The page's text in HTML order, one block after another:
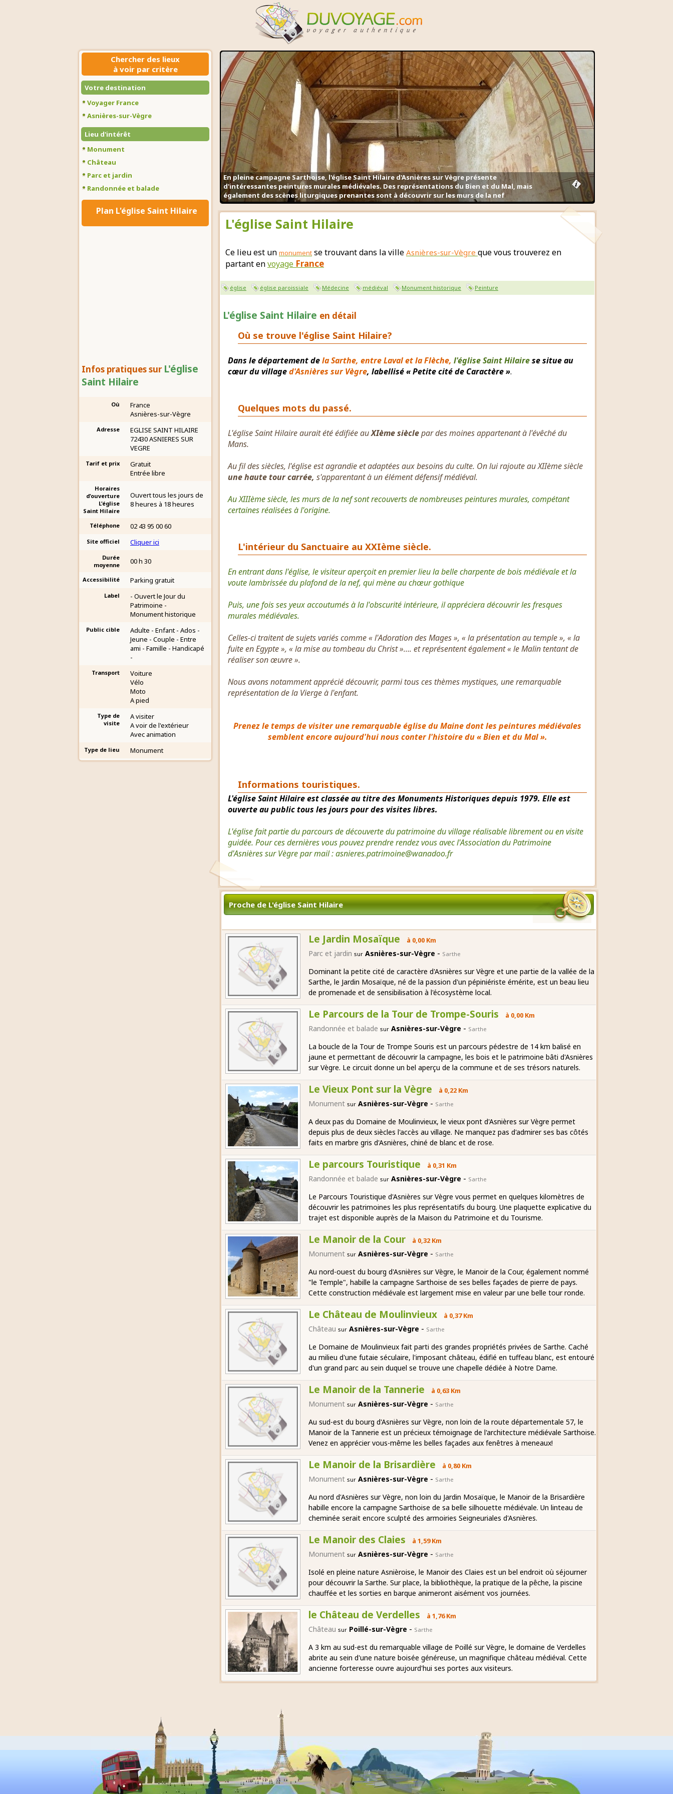
Chercher des lieux
à voir par critère
Votre destination
Voyager France
Asnières-sur-Vègre
Lieu d'intérêt
Monument
Château
Parc et jardin
Randonnée et balade
Plan L'église Saint Hilaire
Infos pratiques sur L'église
Saint Hilaire
Où
France
Asnières-sur-Vègre
Adresse
EGLISE SAINT HILAIRE
72430 ASNIERES SUR
VEGRE
Tarif et prix
Gratuit
Entrée libre
Horaires
d'ouverture
L'église
Saint Hilaire
Ouvert tous les jours de
8 heures à 18 heures
Téléphone 02 43 95 00 60
Site officiel Cliquer ici
Durée
moyenne
00 h 30
Accessibilité Parking gratuit
Label
- Ouvert le Jour du
Patrimoine -
Monument historique
Public cible
Adulte - Enfant - Ados -
Jeune - Couple - Entre
ami - Famille - Handicapé
-
Transport
Voiture
Vélo
Moto
A pied
Type de
visite
A visiter
A voir de l'extérieur
Avec animation
Type de lieu Monument
En pleine campagne Sarthoise, l'église Saint Hilaire d'Asnières sur Vègre présente
d'intéressantes peintures murales médiévales. Des représentations du Bien et du Mal, mais
également des scènes liturgiques prenantes sont à découvrir sur les murs de la nef
L'église Saint Hilaire
Ce lieu est un monument se trouvant dans la ville Asnières-sur-Vègre que vous trouverez en
partant envoyage France
église église paroissiale Médecine médiéval Monument historique Peinture
L'église Saint Hilaire en détail
Où se trouve l'église Saint Hilaire?
Dans le département dela Sarthe, entre Laval et la Flèche, l'église Saint Hilairese situe au
cœur du villaged'Asnières sur Vègre, labellisé « Petite cité de Caractère ».
Quelques mots du passé.
L'église Saint Hilaire aurait été édifiée auXIème sièclepar des moines appartenant à l'évêché du
Mans.
Au fil des siècles, l'église est agrandie et adaptées aux besoins du culte. On lui rajoute au XIIème siècle
une haute tour carrée, s'apparentant à un élément défensif médiéval.
Au XIIIème siècle, les murs de la nef sont recouverts de nombreuses peintures murales, compétant
certaines réalisées à l'origine.
L'intérieur du Sanctuaire au XXIème siècle.
En entrant dans l'église, le visiteur aperçoit en premier lieu la belle charpente de bois médiévale et la
voute lambrissée du plafond de la nef, qui mène au chœur gothique
Puis, une fois ses yeux accoutumés à la l'obscurité intérieure, il appréciera découvrir les fresques
murales médiévales.
Celles-ci traitent de sujets variés comme « l'Adoration des Mages », « la présentation au temple », « la
fuite en Egypte », « la mise au tombeau du Christ »…. et représentent également « le Malin tentant de
réaliser son œuvre ».
Nous avons notamment apprécié découvrir, parmi tous ces thèmes mystiques, une remarquable
représentation de la Vierge à l'enfant.
Prenez le temps de visiter une remarquable église du Maine dont les peintures médiévales
semblent encore aujourd'hui nous conter l'histoire du « Bien et du Mal ».
Informations touristiques.
L'église Saint Hilaire est classée au titre des Monuments Historiques depuis 1979. Elle est
ouverte au public tous les jours pour des visites libres.
L'église fait partie du parcours de découverte du patrimoine du village réalisable librement ou en visite
guidée. Pour ces dernières vous pouvez prendre rendez vous avec l'Association du Patrimoine
d'Asnières sur Vègre par mail : asnieres.patrimoine@wanadoo.fr
Proche de L'église Saint Hilaire
Le Jardin Mosaïque à 0,00 Km
Parc et jardin sur Asnières-sur-Vègre - Sarthe
Dominant la petite cité de caractère d'Asnières sur Vègre et une partie de la vallée de la
Sarthe, le Jardin Mosaïque, né de la passion d'un pépiniériste émérite, est un beau lieu
de promenade et de sensibilisation à l'écosystème local.
Le Parcours de la Tour de Trompe-Souris à 0,00 Km
Randonnée et balade sur Asnières-sur-Vègre - Sarthe
La boucle de la Tour de Trompe Souris est un parcours pédestre de 14 km balisé en
jaune et permettant de découvrir la campagne, les bois et le patrimoine bâti d'Asnières
sur Vègre. Le circuit donne un bel aperçu de la commune et de ses trésors naturels.
Le Vieux Pont sur la Vègre à 0,22 Km
Monument sur Asnières-sur-Vègre - Sarthe
A deux pas du Domaine de Moulinvieux, le vieux pont d'Asnières sur Vègre permet
depuis plus de deux siècles l'accès au village. Ne manquez pas d'admirer ses bas côtés
faits en marbre gris d'Asnières, chiné de blanc et de rose.
Le parcours Touristique à 0,31 Km
Randonnée et balade sur Asnières-sur-Vègre - Sarthe
Le Parcours Touristique d'Asnières sur Vègre vous permet en quelques kilomètres de
découvrir les patrimoines les plus représentatifs du bourg. Une plaquette explicative du
trajet est disponible auprès de la Maison du Patrimoine et du Tourisme.
Le Manoir de la Cour à 0,32 Km
Monument sur Asnières-sur-Vègre - Sarthe
Au nord-ouest du bourg d'Asnières sur Vègre, le Manoir de la Cour, également nommé
"le Temple", habille la campagne Sarthoise de ses belles façades de pierre de pays.
Cette construction médiévale est largement mise en valeur par une belle tour ronde.
Le Château de Moulinvieux à 0,37 Km
Château sur Asnières-sur-Vègre - Sarthe
Le Domaine de Moulinvieux fait parti des grandes propriétés privées de Sarthe. Caché
au milieu d'une futaie séculaire, l'imposant château, édifié en tuffeau blanc, est entouré
d'un grand parc au sein duquel se trouve une chapelle dédiée à Notre Dame.
Le Manoir de la Tannerie à 0,63 Km
Monument sur Asnières-sur-Vègre - Sarthe
Au sud-est du bourg d'Asnières sur Vègre, non loin de la route départementale 57, le
Manoir de la Tannerie est un précieux témoignage de l'architecture médiévale Sarthoise.
Venez en apprécier vous-même les belles façades aux fenêtres à meneaux!
Le Manoir de la Brisardière à 0,80 Km
Monument sur Asnières-sur-Vègre - Sarthe
Au nord d'Asnières sur Vègre, non loin du Jardin Mosaïque, le Manoir de la Brisardière
habille encore la campagne Sarthoise de sa belle silhouette médiévale. Un linteau de
cheminée serait encore sculpté des armoiries Seigneuriales d'Asnières.
Le Manoir des Claies à 1,59 Km
Monument sur Asnières-sur-Vègre - Sarthe
Isolé en pleine nature Asnièroise, le Manoir des Claies est un bel endroit où séjourner
pour découvrir la Sarthe. Sur place, la bibliothèque, la pratique de la pêche, la piscine
chauffée et les sorties en barque animeront aisément vos journées.
le Château de Verdelles à 1,76 Km
Château sur Poillé-sur-Vègre - Sarthe
A 3 km au sud-est du remarquable village de Poillé sur Vègre, le domaine de Verdelles
abrite au sein d'une nature boisée généreuse, un magnifique château médiéval. Cette
ancienne forteresse ouvre aujourd'hui ses portes aux visiteurs.